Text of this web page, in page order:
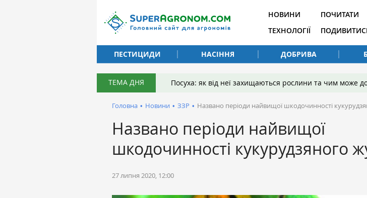
НОВИНИ
ТЕХНОЛОГІЇ
ПОЧИТАТИ
ПЕСТИЦИДИ
НАСІННЯ ДОБРИВА
ТЕМА ДНЯ Посуха: як від неї захищаються рослини та чим може
Головна • Новини • ЗЗР • Названо періоди найвищої шкодочинності
Названо періоди найвищої
шкодочинності кукурудзяного
27 липня 2020, 12:00